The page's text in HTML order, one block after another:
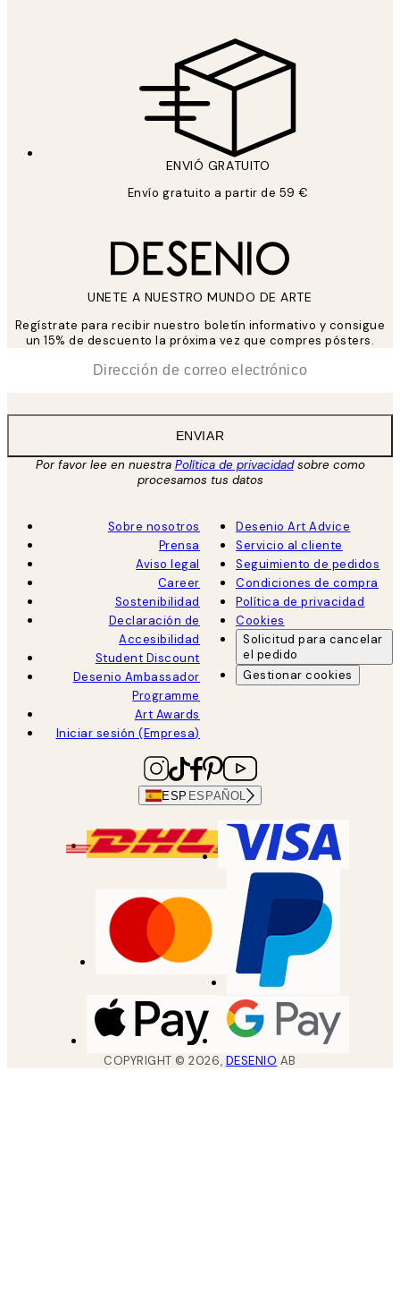
ENVIÓ GRATUITO
Envío gratuito a partir de 59 €
UNETE A NUESTRO MUNDO DE ARTE
Regístrate para recibir nuestro boletín informativo y consigue
un 15% de descuento la próxima vez que compres pósters.
ENVIAR
Por favor lee en nuestra Política de privacidadsobre como
procesamos tus datos
Sobre nosotros
Prensa
Aviso legal
Career
Sostenibilidad
Declaración de
Accesibilidad
Student Discount
Desenio Ambassador
Programme
Art Awards
Iniciar sesión (Empresa)
Desenio Art Advice
Servicio al cliente
Seguimiento de pedidos
Condiciones de compra
Política de privacidad
Cookies
Solicitud para cancelar
el pedido
Gestionar cookies
ESP ESPAÑOL
COPYRIGHT ©2026, DESENIO AB